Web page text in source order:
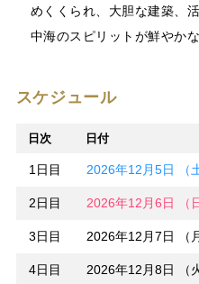
めくくられ、大胆な建築、
中海のスピリットが鮮やか
スケジュール
日次 日付
1日目 2026年12月5日 （土
2日目 2026年12月6日 （日
3日目 2026年12月7日 （月
4日目 2026年12月8日 （火